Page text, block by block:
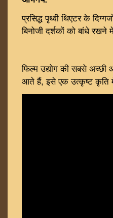
प्रसिद्ध पृथ्वी थिएटर के
बिनोजी दर्शकों को बांधे
फिल्म उद्योग की सबसे
आते हैं, इसे एक उत्कृष्ट कृति में